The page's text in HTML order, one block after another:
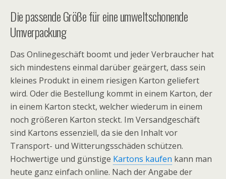
Die passende Größe für eine umweltschonende
Umverpackung
Das Onlinegeschäft boomt und jeder Verbraucher hat
sich mindestens einmal darüber geärgert, dass sein
kleines Produkt in einem riesigen Karton geliefert
wird. Oder die Bestellung kommt in einem Karton, der
in einem Karton steckt, welcher wiederum in einem
noch größeren Karton steckt. Im Versandgeschäft
sind Kartons essenziell, da sie den Inhalt vor
Transport- und Witterungsschäden schützen.
Hochwertige und günstige Kartons kaufen kann man
heute ganz einfach online. Nach der Angabe der